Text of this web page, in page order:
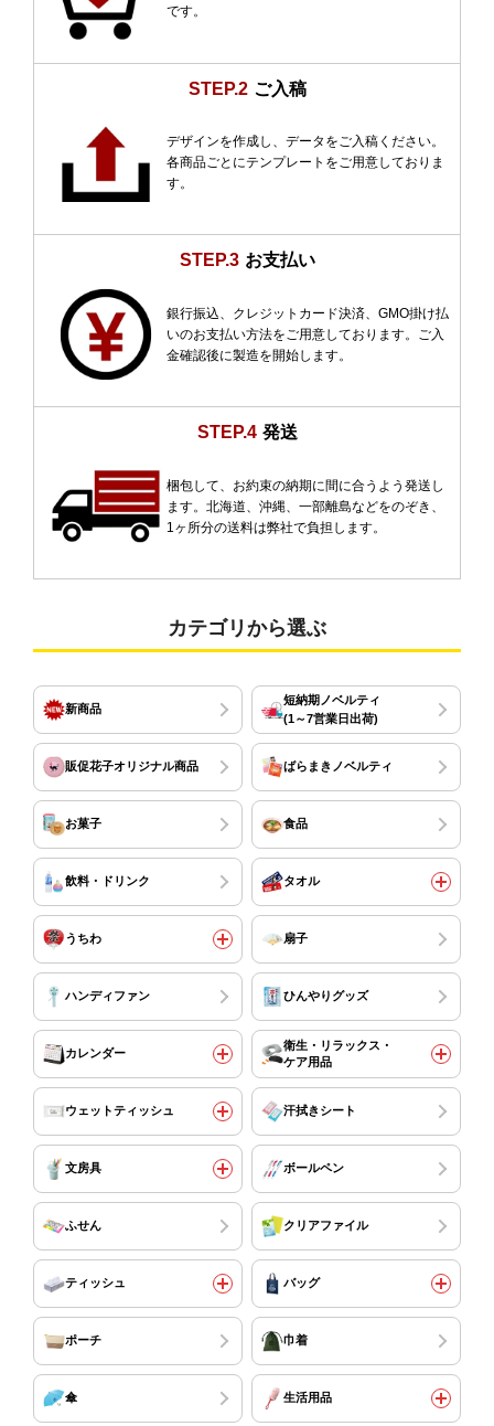
です。
STEP.2 ご入稿
デザインを作成し、データをご入稿ください。
各商品ごとにテンプレートをご用意しておりま
す。
STEP.3 お支払い
銀行振込、クレジットカード決済、GMO掛け払
いのお支払い方法をご用意しております。ご入
金確認後に製造を開始します。
STEP.4 発送
梱包して、お約束の納期に間に合うよう発送し
ます。北海道、沖縄、一部離島などをのぞき、
1ヶ所分の送料は弊社で負担します。
カテゴリから選ぶ
新商品
短納期ノベルティ
(1～7営業日出荷)
販促花子オリジナル商品 ばらまきノベルティ
お菓子 食品
飲料・ドリンク タオル
うちわ 扇子
ハンディファン ひんやりグッズ
カレンダー
衛生・リラックス・
ケア用品
ウェットティッシュ 汗拭きシート
文房具 ボールペン
ふせん クリアファイル
ティッシュ バッグ
ポーチ 巾着
傘 生活用品